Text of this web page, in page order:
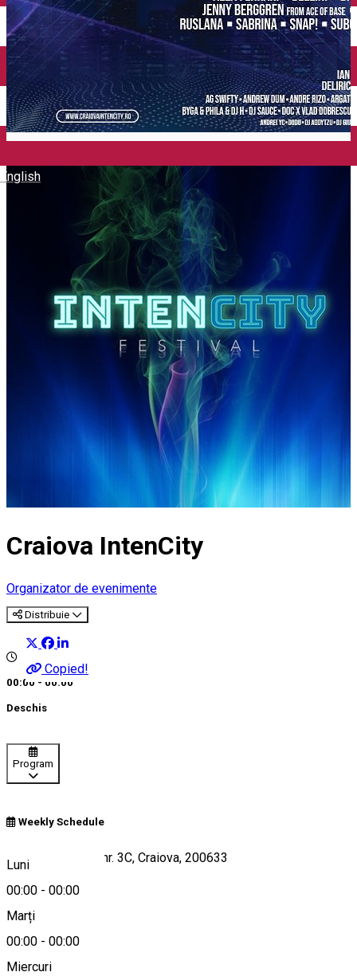
English
Închirieri auto
Închirieri biciclete
Taxi
Încărcare vehicule electrice
Craiova IntenCity
Organizator de evenimente
Distribuie
Copied!
00:00 - 00:00
Deschis
Program
Weekly Schedule
Luni
00:00 - 00:00
Marți
00:00 - 00:00
Miercuri
Strada Popoveni nr. 3C, Craiova, 200633
Hartă